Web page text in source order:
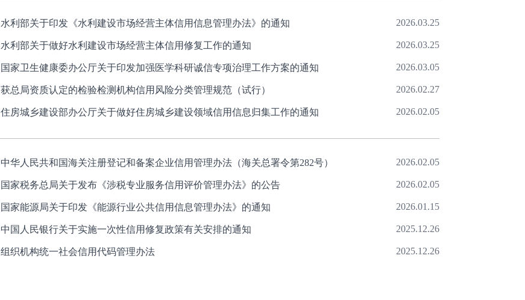
2026.03.25
水利部关于印发《水利建设市场经营主体信用信息管理办法》的通知
2026.03.25
水利部关于做好水利建设市场经营主体信用修复工作的通知
2026.03.05
国家卫生健康委办公厅关于印发加强医学科研诚信专项治理工作方案的通知
2026.02.27
获总局资质认定的检验检测机构信用风险分类管理规范（试行）
2026.02.05
住房城乡建设部办公厅关于做好住房城乡建设领域信用信息归集工作的通知
2026.02.05
中华人民共和国海关注册登记和备案企业信用管理办法（海关总署令第282号）
2026.02.05
国家税务总局关于发布《涉税专业服务信用评价管理办法》的公告
2026.01.15
国家能源局关于印发《能源行业公共信用信息管理办法》的通知
2025.12.26
中国人民银行关于实施一次性信用修复政策有关安排的通知
2025.12.26
组织机构统一社会信用代码管理办法